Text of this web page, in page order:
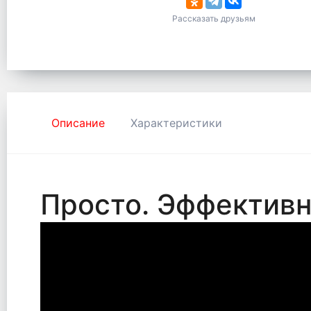
Рассказать друзьям
Описание Характеристики
Просто.